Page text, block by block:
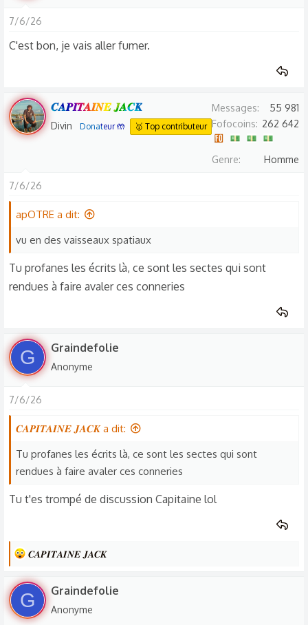
7/6/26
C'est bon, je vais aller fumer.
𝑪𝑨𝑷𝑰𝑻𝑨𝑰𝑵𝑬 𝑱𝑨𝑪𝑲
Divin Donateur 🤲 🥇 Top contributeur
Messages
55 981
Fofocoins
262 642
Genre Homme
7/6/26
apOTRE a dit:
vu en des vaisseaux spatiaux
Tu profanes les écrits là, ce sont les sectes qui sont
rendues à faire avaler ces conneries
G Graindefolie
Anonyme
7/6/26
𝑪𝑨𝑷𝑰𝑻𝑨𝑰𝑵𝑬 𝑱𝑨𝑪𝑲 a dit:
Tu profanes les écrits là, ce sont les sectes qui sont
rendues à faire avaler ces conneries
Tu t'es trompé de discussion Capitaine lol
L
s
r
é
𝑪𝑨𝑷𝑰𝑻𝑨𝑰𝑵𝑬 𝑱𝑨𝑪𝑲
G Graindefolie
Anonyme